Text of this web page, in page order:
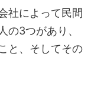
社によって民間
の3つがあり、
と、そしてその